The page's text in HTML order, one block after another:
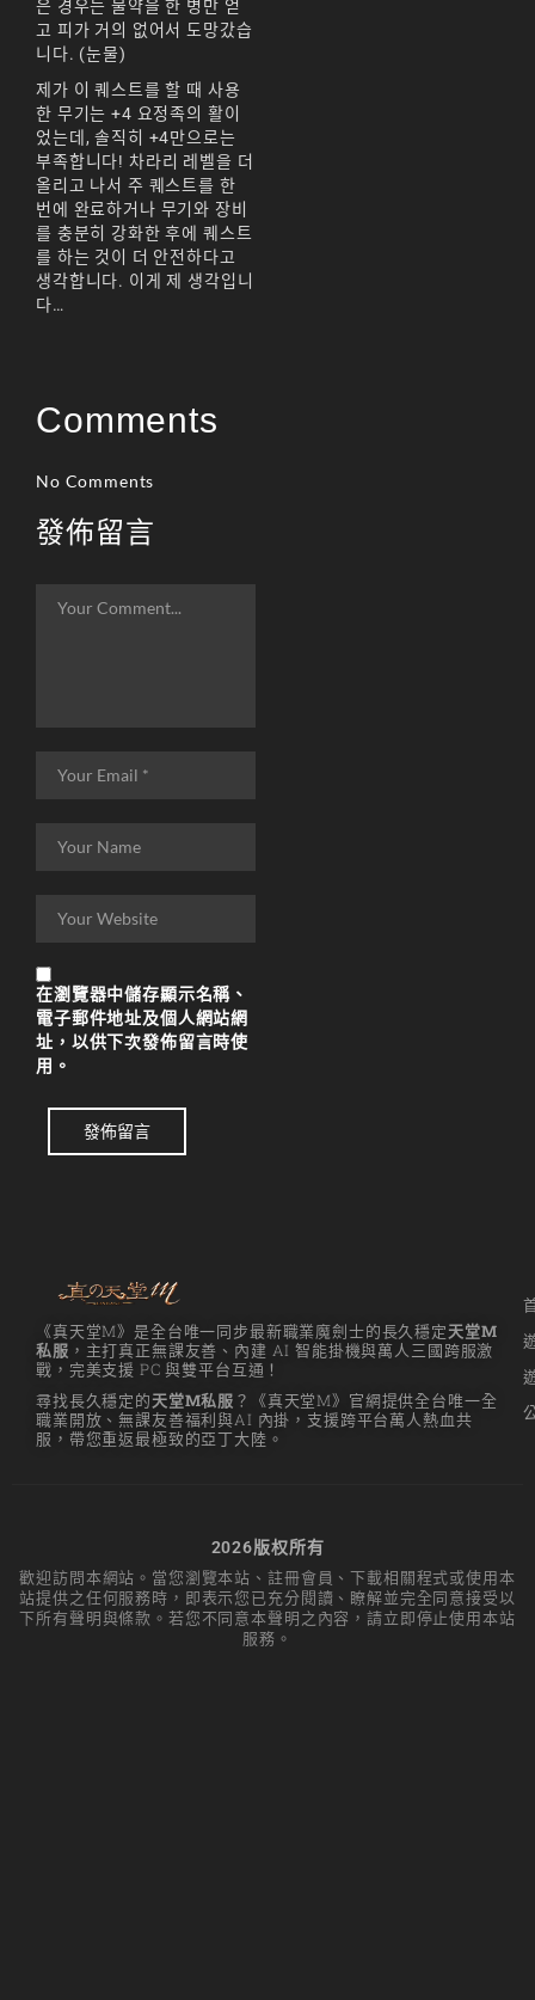
은 경우는 물약을 한 병만 얻
고 피가 거의 없어서 도망갔습
니다. (눈물)
제가 이 퀘스트를 할 때 사용
한 무기는 +4 요정족의 활이
었는데, 솔직히 +4만으로는
부족합니다! 차라리 레벨을 더
올리고 나서 주 퀘스트를 한
번에 완료하거나 무기와 장비
를 충분히 강화한 후에 퀘스트
를 하는 것이 더 안전하다고
생각합니다. 이게 제 생각입니
다…
Comments
No Comments
發佈留言
在瀏覽器中儲存顯示名稱、
電子郵件地址及個人網站網
址，以供下次發佈留言時使
用。
發佈留言
《真天堂M》是全台唯一同步最新職業魔劍士的長久穩定天堂M
私服 ，主打真正無課友善、內建 AI 智能掛機與萬人三國跨服激
戰，完美支援 PC 與雙平台互通！
尋找長久穩定的天堂M私服 ？《真天堂M》官網提供全台唯一全
職業開放、無課友善福利與AI 內掛，支援跨平台萬人熱血共
服，帶您重返最極致的亞丁大陸。
2026版权所有
歡迎訪問本網站。當您瀏覽本站、註冊會員、下載相關程式或使用本
站提供之任何服務時，即表示您已充分閱讀、瞭解並完全同意接受以
下所有聲明與條款。若您不同意本聲明之內容，請立即停止使用本站
服務。